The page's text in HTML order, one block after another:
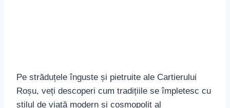
este prezentată într-un mod atât de viu și
captivant, dezvăluind esența orașului. Aici, puteți
înțelege de ce
toleranța și diversitatea